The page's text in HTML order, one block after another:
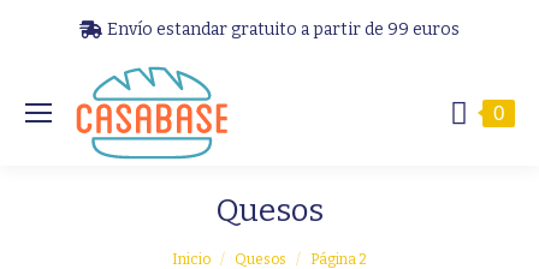
Envío estandar gratuito a partir de 99 euros
0
Quesos
Estás aquí:
Inicio Quesos Página 2